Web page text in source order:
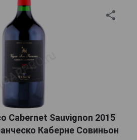
Cabernet Sauvignon 2015
Каберне Совиньон